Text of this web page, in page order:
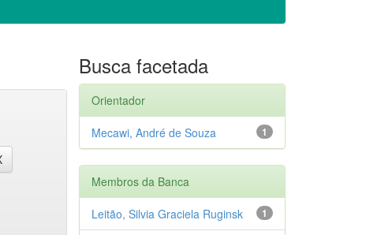
Busca facetada
Orientador
1
Mecawi, André de Souza
Membros da Banca
1
Leitão, Silvia Graciela Ruginsk